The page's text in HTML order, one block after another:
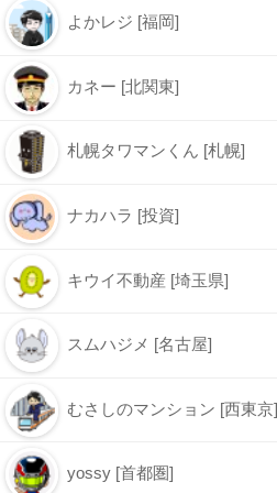
よかレジ [福岡]
カネー [北関東]
札幌タワマンくん [札幌]
ナカハラ [投資]
キウイ不動産 [埼玉県]
スムハジメ [名古屋]
むさしのマンション [西東京]
yossy [首都圏]